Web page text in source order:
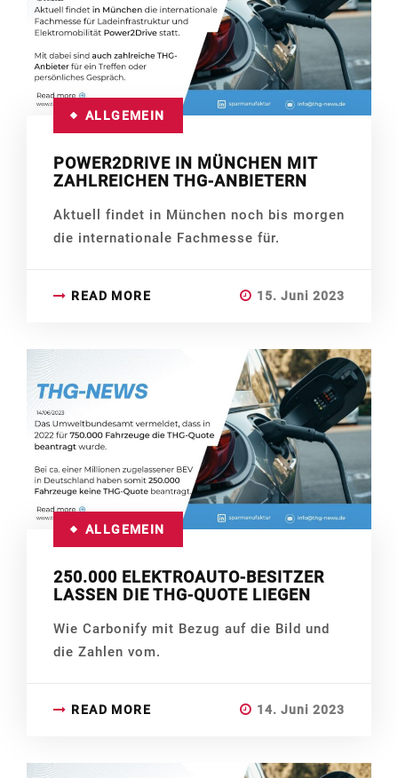
ALLGEMEIN
POWER2DRIVE IN MÜNCHEN MIT
ZAHLREICHEN THG-ANBIETERN
Aktuell findet in München noch bis morgen
die internationale Fachmesse für.
READ MORE 15. Juni 2023
ALLGEMEIN
250.000 ELEKTROAUTO-BESITZER
LASSEN DIE THG-QUOTE LIEGEN
Wie Carbonify mit Bezug auf die Bild und
die Zahlen vom.
READ MORE 14. Juni 2023